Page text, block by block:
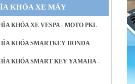
KHÓA XE MÁY
KHÓA XE VESPA - MOTO PKL
KHÓA SMARTKEY HONDA
KHÓA SMART KEY YAMAHA -